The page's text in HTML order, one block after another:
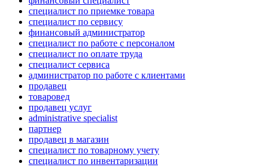
специалист по приемке товара
специалист по сервису
финансовый администратор
специалист по работе с персоналом
специалист по оплате труда
специалист сервиса
администратор по работе с клиентами
продавец
товаровед
продавец услуг
administrative specialist
партнер
продавец в магазин
специалист по товарному учету
специалист по инвентаризации